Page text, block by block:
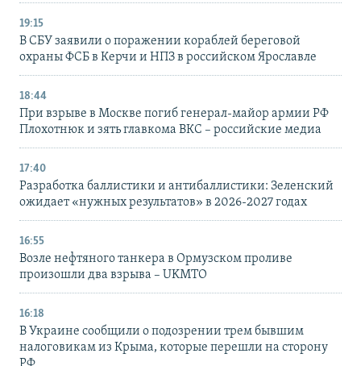
19:15
В СБУ заявили о поражении кораблей береговой
охраны ФСБ в Керчи и НПЗ в российском Ярославле
18:44
При взрыве в Москве погиб генерал-майор армии РФ
Плохотнюк и зять главкома ВКС – российские медиа
17:40
Разработка баллистики и антибаллистики: Зеленский
ожидает «нужных результатов» в 2026-2027 годах
16:55
Возле нефтяного танкера в Ормузском проливе
произошли два взрыва – UKMTO
16:18
В Украине сообщили о подозрении трем бывшим
налоговикам из Крыма, которые перешли на сторону